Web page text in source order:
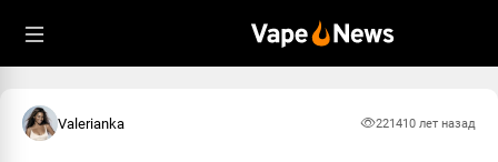
Valerianka 221410 лет назад